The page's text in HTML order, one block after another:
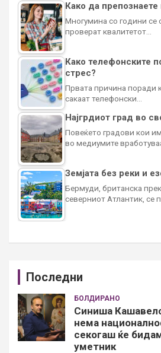
Како да
Многумина со години се
проверат квалитетот…
Како телефонските
стрес?
Првата причина поради
сакаат телефонски…
Најгрдиот град во
Повеќето градови кои
во медиумите
Земјата без реки и
Бермуди, британска
северниот Атлантик, се
Последни
БОЛДИРАНО
Синиша
нема
секогаш ќе
уметник